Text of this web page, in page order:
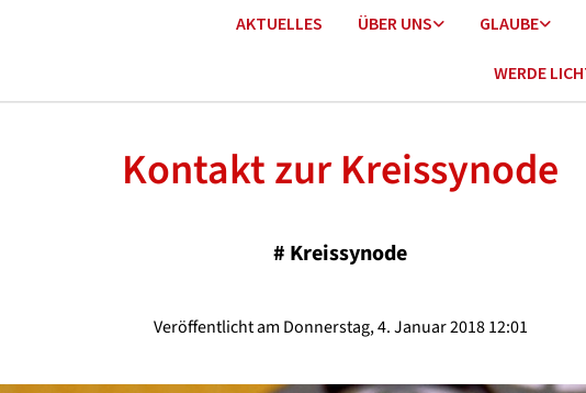
AKTUELLES ÜBER UNS GLAUBE
WERDE
Kontakt zur Kreissynode
# Kreissynode
Veröffentlicht am Donnerstag, 4. Januar 2018 12:01